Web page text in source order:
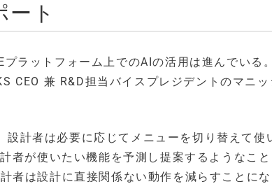
ト
ラットフォーム上でのAIの活用は進んでいる
CEO 兼 R&D担当バイスプレジデントのマニ
計者は必要に応じてメニューを切り替えて使
者が使いたい機能を予測し提案するようなこ
者は設計に直接関係ない動作を減らすことに